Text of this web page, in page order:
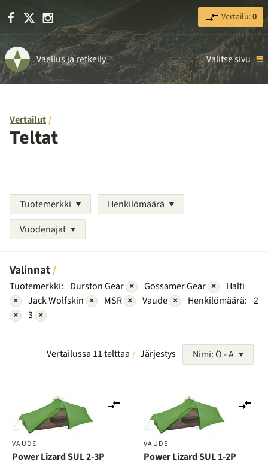
Facebook Instagram Vertailu:0
Vaellus ja retkeily Valitse sivu
Vertailut
Teltat
Tuotemerkki
Henkilömäärä
Vuodenajat
Valinnat
Tuotemerkki: Durston Gear × Gossamer Gear ×
Halti
×
Jack Wolfskin × MSR × Vaude × Henkilömäärä: 2
×
3 ×
Vertailussa 11 telttaa Järjestys Nimi: Ö - A
VAUDE
Power Lizard SUL 2-3P
vertailuun
VAUDE
Power Lizard SUL 1-2P